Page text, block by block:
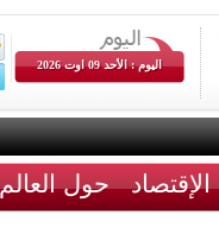
اليوم : الأحد 09 اوت 2026
الإقتصاد حول